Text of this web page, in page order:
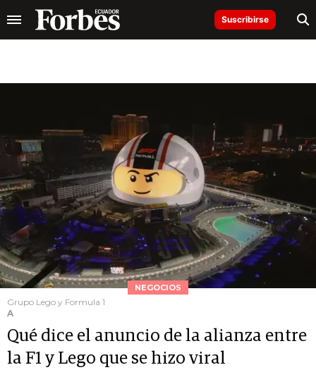
Suscribirse
NEGOCIOS
Grupo Lego y Formula 1
A
Qué dice el anuncio de la alianza entre
la F1 y Lego que se hizo viral